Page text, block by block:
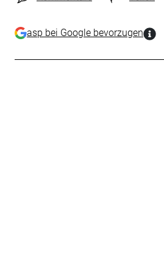
asp bei Google bevorzugen